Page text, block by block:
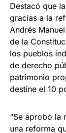
Destacó que
gracias a la
Andrés
de la
los pueblos
de derecho
patrimonio
destine el 10
“Se aprobó la
una reforma